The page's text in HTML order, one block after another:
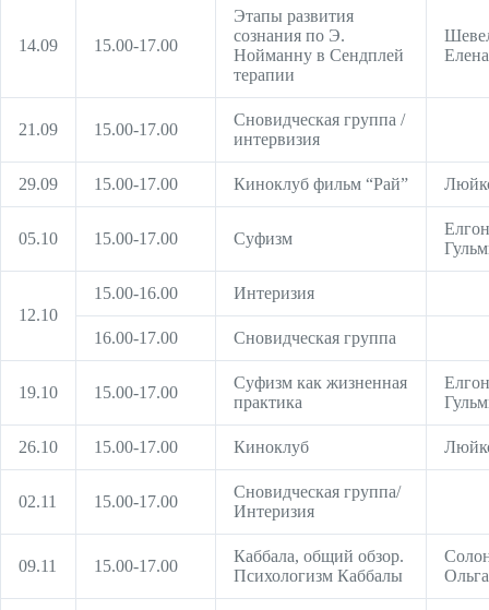
14.09 15.00-17.00
Этапы развития
сознания по Э.
Нойманну в Сендплей
терапии
Елена
21.09 15.00-17.00
Сновидческая группа /
интервизия
29.09 15.00-17.00 Киноклуб фильм “Рай”
05.10 15.00-17.00 Суфизм
12.10
15.00-16.00 Интеризия
16.00-17.00 Сновидческая группа
19.10 15.00-17.00
Суфизм как жизненная
практика
26.10 15.00-17.00 Киноклуб
02.11 15.00-17.00
Сновидческая группа/
Интеризия
09.11 15.00-17.00
Каббала, общий обзор.
Психологизм Каббалы
Ольга